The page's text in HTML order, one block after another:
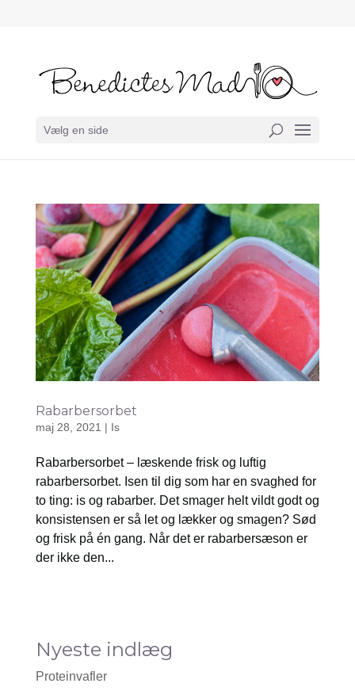
Vælg en side
Rabarbersorbet
maj 28, 2021 | Is
Rabarbersorbet – læskende frisk og luftig
rabarbersorbet. Isen til dig som har en svaghed for
to ting: is og rabarber. Det smager helt vildt godt og
konsistensen er så let og lækker og smagen? Sød
og frisk på én gang. Når det er rabarbersæson er
der ikke den...
Nyeste indlæg
Proteinvafler